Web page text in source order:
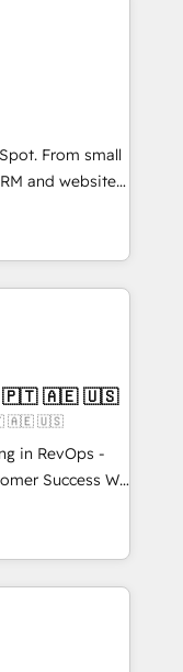
a technical
experience
🌟
of
models —
HubSpot
customers so
apps &
services. Connect with us today!
From small
and websites.
every inch of
hand with your
a better
🇧🇷 🇲🇽 🇵🇹 🇦🇪 🇺🇸
🇦🇪 🇺🇸
in RevOps -
Success We
for companies
sales,
RevOps
HubSpot